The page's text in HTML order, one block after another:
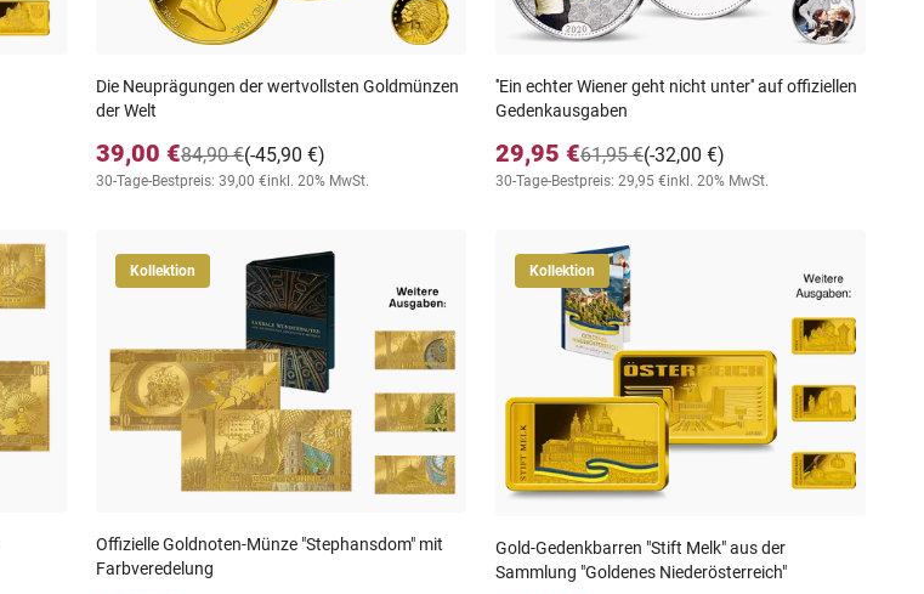
Die Neuprägungen der wertvollsten Goldmünzen
der Welt
39,00 € (-45,90 €)
84,90 €
30-Tage-Bestpreis: 39,00 €inkl. 20% MwSt.
''Ein echter Wiener geht nicht unter'' auf offiziellen
Gedenkausgaben
29,95 € (-32,00 €)
61,95 €
30-Tage-Bestpreis: 29,95 €inkl. 20% MwSt.
Kollektion
Offizielle Goldnoten-Münze "Stephansdom" mit
Farbveredelung
Kollektion
Gold-Gedenkbarren "Stift Melk" aus der
Sammlung "Goldenes Niederösterreich"